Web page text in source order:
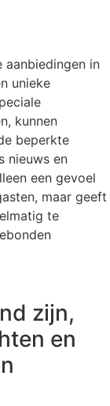
aanbiedingen in
unieke
kunnen
beperkte
nieuws en
een gevoel
maar geeft
te
zijn,
en